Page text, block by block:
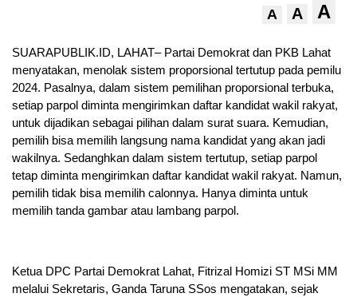
A A A
SUARAPUBLIK.ID, LAHAT– Partai Demokrat dan PKB Lahat
menyatakan, menolak sistem proporsional tertutup pada pemilu
2024. Pasalnya, dalam sistem pemilihan proporsional terbuka,
setiap parpol diminta mengirimkan daftar kandidat wakil rakyat,
untuk dijadikan sebagai pilihan dalam surat suara. Kemudian,
pemilih bisa memilih langsung nama kandidat yang akan jadi
wakilnya. Sedanghkan dalam sistem tertutup, setiap parpol
tetap diminta mengirimkan daftar kandidat wakil rakyat. Namun,
pemilih tidak bisa memilih calonnya. Hanya diminta untuk
memilih tanda gambar atau lambang parpol.
Ketua DPC Partai Demokrat Lahat, Fitrizal Homizi ST MSi MM
melalui Sekretaris, Ganda Taruna SSos mengatakan, sejak